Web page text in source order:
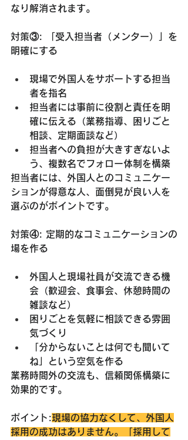
なり解消されます。
対策③: 「受入担当者（メンター）」を
明確にする
現場で外国人をサポートする担当
者を指名
担当者には事前に役割と責任を明
確に伝える（業務指導、困りごと
相談、定期面談など）
担当者への負担が大きすぎないよ
う、複数名でフォロー体制を構築
担当者には、外国人とのコミュニケー
ションが得意な人、面倒見が良い人を
選ぶのがポイントです。
対策④: 定期的なコミュニケーションの
場を作る
外国人と現場社員が交流できる機
会 （歓迎会、食事会、休憩時間の
雑談など）
困りごとを気軽に相談できる雰囲
気づくり
「分からないことは何でも聞いて
ね」という空気を作る
業務時間外の交流も、信頼関係構築に
効果的です。
ポイント:現場の協力なくして、外国人
採用の成功はありません。「採用して